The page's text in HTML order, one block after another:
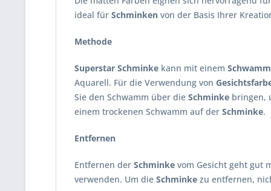
ideal für Schminken von der Basis Ihrer
Methode
Superstar Schminke kann mit einem Schwamm
Aquarell. Für die Verwendung von
Sie den Schwamm über die Schminke bringen,
einem trockenen Schwamm auf der Schminke.
Entfernen
Entfernen der Schminke vom Gesicht geht gut
verwenden. Um die Schminke zu entfernen,